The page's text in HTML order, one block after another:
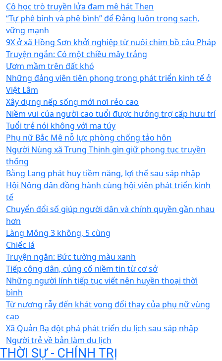
Cô học trò truyền lửa đam mê hát Then
“Tự phê bình và phê bình” để Đảng luôn trong sạch,
vững mạnh
9X ở xã Hồng Sơn khởi nghiệp từ nuôi chim bồ câu Pháp
Truyện ngắn: Có một chiều mây trắng
Ươm mầm trên đất khó
Những đảng viên tiên phong trong phát triển kinh tế ở
Việt Lâm
Xây dựng nếp sống mới nơi rẻo cao
Niềm vui của người cao tuổi được hưởng trợ cấp hưu trí
Tuổi trẻ nói không với ma túy
Phụ nữ Bắc Mê nỗ lực phòng chống tảo hôn
Người Nùng xã Trung Thịnh gìn giữ phong tục truyền
thống
Bằng Lang phát huy tiềm năng, lợi thế sau sáp nhập
Hội Nông dân đồng hành cùng hội viên phát triển kinh
tế
Chuyển đổi số giúp người dân và chính quyền gần nhau
hơn
Làng Mông 3 không, 5 cùng
Chiếc lá
Truyện ngắn: Bức tường màu xanh
Tiếp công dân, củng cố niềm tin từ cơ sở
Những người lính tiếp tục viết nên huyền thoại thời
bình
Từ nương rẫy đến khát vọng đổi thay của phụ nữ vùng
cao
Xã Quản Bạ đột phá phát triển du lịch sau sáp nhập
Người trẻ về bản làm du lịch
THỜI SỰ - CHÍNH TRỊ